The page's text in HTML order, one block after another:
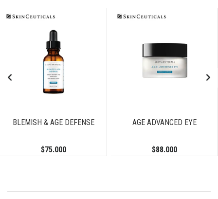
BLEMISH & AGE DEFENSE
$75.000
AGE ADVANCED EYE
$88.000